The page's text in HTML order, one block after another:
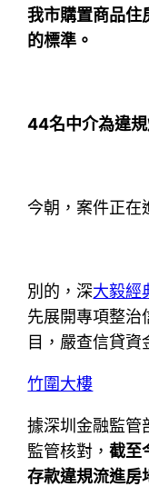
我市購置商品住
的標準。
44名中介為違規
今朝，案件正在
別的，深大毅經
先展開專項整治
目，嚴查信貸資
竹圍大樓
據深圳金融監管
監管核對，截至
存款違規流進房